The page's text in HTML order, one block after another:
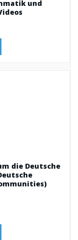
und
die Deutsche